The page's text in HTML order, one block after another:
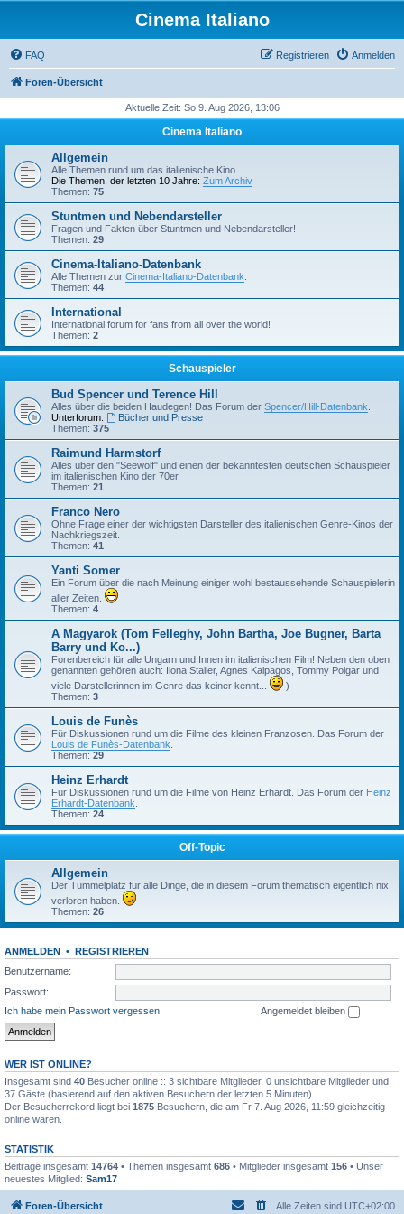
Cinema Italiano
FAQ Anmelden
Registrieren
Foren-Übersicht
Aktuelle Zeit: So 9. Aug 2026, 13:06
Cinema Italiano
Allgemein
Alle Themen rund um das italienische Kino.
Die Themen, der letzten 10 Jahre: Zum Archiv
Themen: 75
Stuntmen und Nebendarsteller
Fragen und Fakten über Stuntmen und Nebendarsteller!
Themen: 29
Cinema-Italiano-Datenbank
Alle Themen zur Cinema-Italiano-Datenbank
Themen: 44
International
International forum for fans from all over the world!
Themen: 2
Schauspieler
Bud Spencer und Terence Hill
Alles über die beiden Haudegen! Das Forum der Spencer/Hill-Datenbank
Unterforum:
Bücher und Presse
Themen: 375
Raimund Harmstorf
Alles über den "Seewolf" und einen der bekanntesten deutschen Schauspieler
im italienischen Kino der 70er.
Themen: 21
Franco Nero
Ohne Frage einer der wichtigsten Darsteller des italienischen Genre-Kinos der
Nachkriegszeit.
Themen: 41
Yanti Somer
Ein Forum über die nach Meinung einiger wohl bestaussehende Schauspielerin
aller Zeiten.
Themen: 4
A Magyarok (Tom Felleghy, John Bartha, Joe Bugner, Barta
Barry und Ko...)
Forenbereich für alle Ungarn und Innen im italienischen Film! Neben den oben
genannten gehören auch: Ilona Staller, Agnes Kalpagos, Tommy Polgar und
viele Darstellerinnen im Genre das keiner kennt...
)
Themen: 3
Louis de Funès
Für Diskussionen rund um die Filme des kleinen Franzosen. Das Forum der
Louis de Funès-Datenbank
Themen: 29
Heinz Erhardt
Für Diskussionen rund um die Filme von Heinz Erhardt. Das Forum der Heinz
Erhardt-Datenbank
Themen: 24
Off-Topic
Allgemein
Der Tummelplatz für alle Dinge, die in diesem Forum thematisch eigentlich nix
verloren haben.
Themen: 26
ANMELDEN • REGISTRIEREN
Benutzername:
Passwort:
Ich habe mein Passwort vergessen
Angemeldet bleiben
WER IST ONLINE?
Insgesamt sind 40 Besucher online :: 3 sichtbare Mitglieder, 0 unsichtbare Mitglieder und
37 Gäste (basierend auf den aktiven Besuchern der letzten 5 Minuten)
Der Besucherrekord liegt bei 1875 Besuchern, die am Fr 7. Aug 2026, 11:59 gleichzeitig
online waren.
STATISTIK
Beiträge insgesamt 14764 • Themen insgesamt 686 • Mitglieder insgesamt 156 • Unser
neuestes Mitglied: Sam17
Foren-Übersicht Alle Zeiten sind UTC+02:00